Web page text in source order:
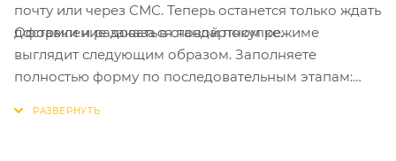
почту или через СМС. Теперь останется только ждать
доставки и радоваться новой покупке.
Оформление заказа в стандартном режиме
выглядит следующим образом. Заполняете
полностью форму по последовательным этапам: